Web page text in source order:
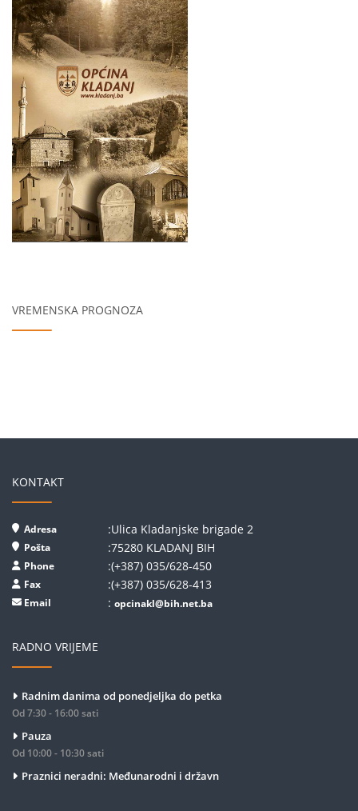
VREMENSKA PROGNOZA
KONTAKT
Adresa :Ulica Kladanjske brigade 2
Pošta :75280 KLADANJ BIH
Phone :(+387) 035/628-450
Fax :(+387) 035/628-413
Email : opcinakl@bih.net.ba
RADNO VRIJEME
Radnim danima od ponedjeljka do petka
Od 7:30 - 16:00 sati
Pauza
Od 10:00 - 10:30 sati
Praznici neradni: Međunarodni i državn